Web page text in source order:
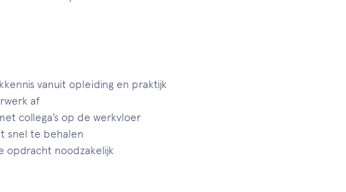
vanuit opleiding en praktijk
af
collega’s op de werkvloer
snel te behalen
opdracht noodzakelijk